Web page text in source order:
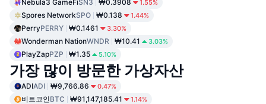
Nebula3 GameFiSN3 ₩0.3908 1.55%
Spores NetworkSPO ₩0.138 1.44%
PerryPERRY ₩0.1461 3.30%
Wonderman NationWNDR ₩10.41 3.03%
PlayZapPZP ₩1.35 5.10%
가장 많이 방문한 가상자산
ADIADI ₩9,766.86 0.47%
비트코인BTC ₩91,147,185.41 1.14%